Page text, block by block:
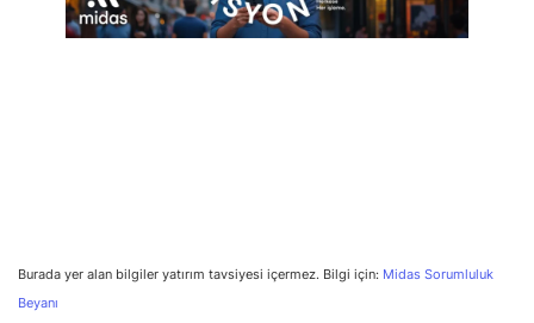
Burada yer alan bilgiler yatırım tavsiyesi içermez. Bilgi için: Midas Sorumluluk
Beyanı